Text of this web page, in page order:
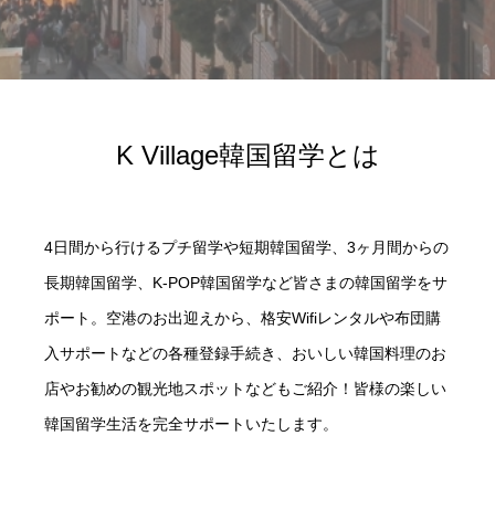
K Village韓国留学とは
4日間から行けるプチ留学や短期韓国留学、3ヶ月間からの
長期韓国留学、K-POP韓国留学など皆さまの韓国留学をサ
ポート。空港のお出迎えから、格安Wifiレンタルや布団購
入サポートなどの各種登録手続き、おいしい韓国料理のお
店やお勧めの観光地スポットなどもご紹介！皆様の楽しい
韓国留学生活を完全サポートいたします。